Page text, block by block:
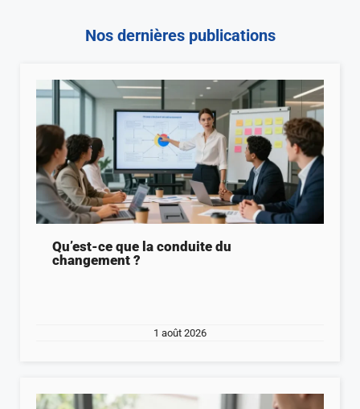
Nos dernières publications
Qu’est-ce que la conduite du
changement ?
1 août 2026